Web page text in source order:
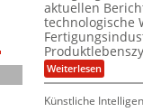
m
e
r
i
k
a
m
f
ü
r
3
D
-
D
r
n
M
a
s
c
h
i
n
e
n
k
r
y
p
t
o
aktuellen
technologische
Weiterlesen:
P
o
Künstliche